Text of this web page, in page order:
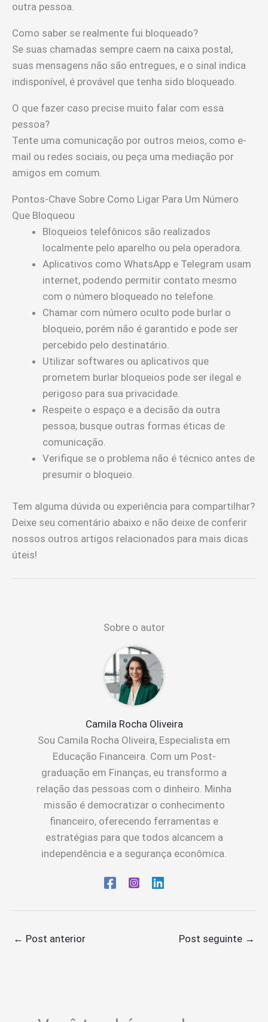
outra pessoa.
Como saber se realmente fui bloqueado?
Se suas chamadas sempre caem na caixa postal,
suas mensagens não são entregues, e o sinal indica
indisponível, é provável que tenha sido bloqueado.
O que fazer caso precise muito falar com essa
pessoa?
Tente uma comunicação por outros meios, como e-
mail ou redes sociais, ou peça uma mediação por
amigos em comum.
Pontos-Chave Sobre Como Ligar Para Um Número
Que Bloqueou
Bloqueios telefônicos são realizados
localmente pelo aparelho ou pela operadora.
Aplicativos como WhatsApp e Telegram usam
internet, podendo permitir contato mesmo
com o número bloqueado no telefone.
Chamar com número oculto pode burlar o
bloqueio, porém não é garantido e pode ser
percebido pelo destinatário.
Utilizar softwares ou aplicativos que
prometem burlar bloqueios pode ser ilegal e
perigoso para sua privacidade.
Respeite o espaço e a decisão da outra
pessoa; busque outras formas éticas de
comunicação.
Verifique se o problema não é técnico antes de
presumir o bloqueio.
Tem alguma dúvida ou experiência para compartilhar?
Deixe seu comentário abaixo e não deixe de conferir
nossos outros artigos relacionados para mais dicas
úteis!
Sobre o autor
Camila Rocha Oliveira
Sou Camila Rocha Oliveira, Especialista em
Educação Financeira. Com um Post-
graduação em Finanças, eu transformo a
relação das pessoas com o dinheiro. Minha
missão é democratizar o conhecimento
financeiro, oferecendo ferramentas e
estratégias para que todos alcancem a
independência e a segurança econômica.
← Post anterior Post seguinte →